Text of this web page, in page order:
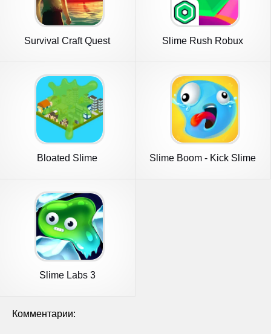
Survival Craft Quest
Slime Rush Robux
Bloated Slime Slime Boom - Kick Slime
Slime Labs 3
Комментарии: